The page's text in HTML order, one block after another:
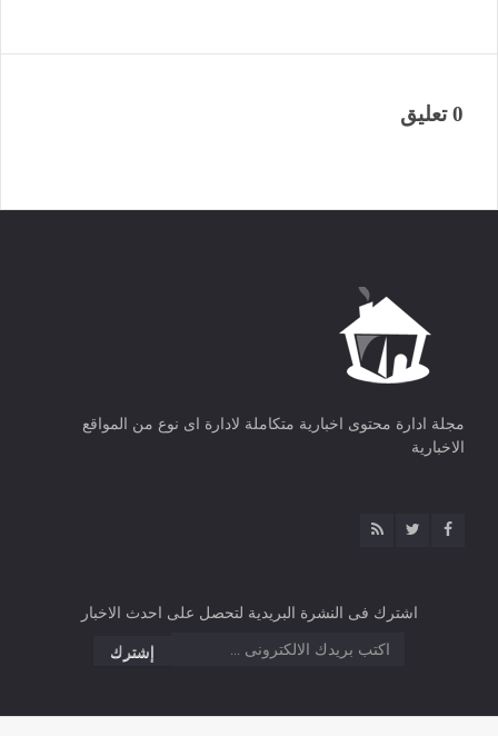
0 تعليق
مجلة ادارة محتوى اخبارية متكاملة لادارة اى نوع من المواقع
الاخبارية
اشترك فى النشرة البريدية لتحصل على احدث الاخبار